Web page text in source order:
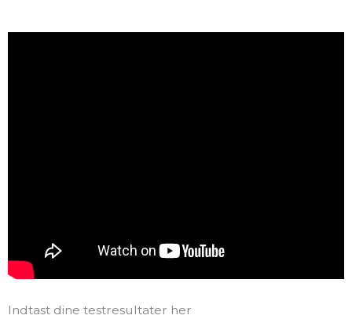
Indtast dine testresultater her